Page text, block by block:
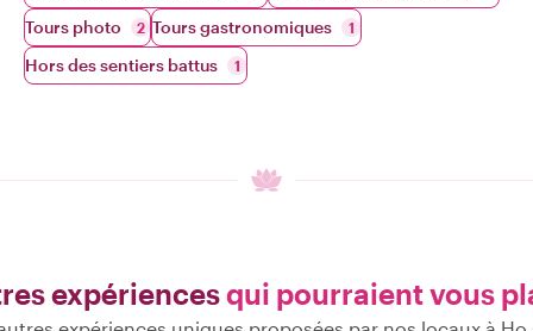
Tours photo 2 Tours gastronomiques 1
Hors des sentiers battus 1
expériencesqui pourraient vous